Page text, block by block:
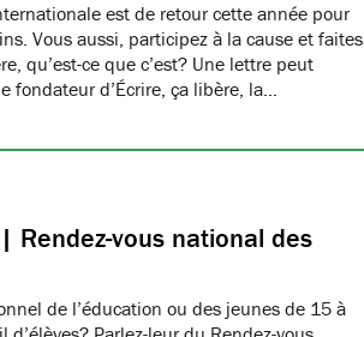
est de retour cette année pour
Vous aussi, participez à la cause et faites
qu’est-ce que c’est? Une lettre peut
fondateur d’Écrire, ça libère, la…
Rendez-vous national des
de l’éducation ou des jeunes de 15 à